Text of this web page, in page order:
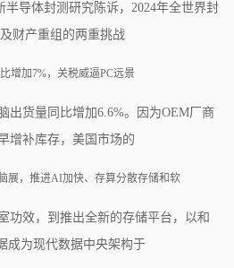
半导体封测研究陈诉，2024年全世界封
财产重组的两重挑战
增加7%，关税威逼PC远景
出货量同比增加6.6%。因为OEM厂商
增补库存，美国市场的
展，推进AI加快、存算分散存储和软
功效，到推出全新的存储平台，以和
成为现代数据中央架构于